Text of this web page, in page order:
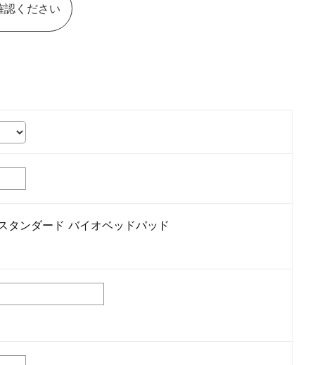
認ください
タンダード バイオベッドパッド